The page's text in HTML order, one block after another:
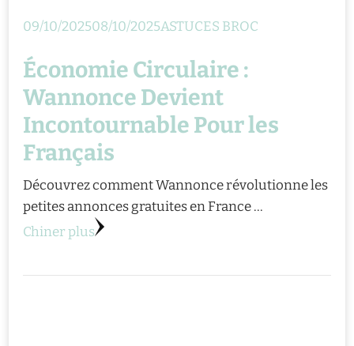
09/10/202508/10/2025ASTUCES BROC
Économie Circulaire :
Wannonce Devient
Incontournable Pour les
Français
Découvrez comment Wannonce révolutionne les
petites annonces gratuites en France …
Chiner plus